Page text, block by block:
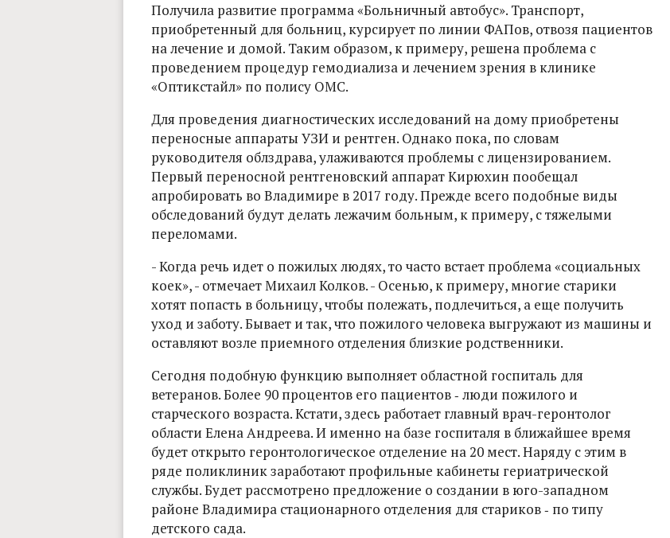
Получила развитие программа «Больничный автобус». Транспорт,
приобретенный для больниц, курсирует по линии ФАПов, отвозя пациентов
на лечение и домой. Таким образом, к примеру, решена проблема с
проведением процедур гемодиализа и лечением зрения в клинике
«Оптикстайл» по полису ОМС.
Для проведения диагностических исследований на дому приобретены
переносные аппараты УЗИ и рентген. Однако пока, по словам
руководителя облздрава, улаживаются проблемы с лицензированием.
Первый переносной рентгеновский аппарат Кирюхин пообещал
апробировать во Владимире в 2017 году. Прежде всего подобные виды
обследований будут делать лежачим больным, к примеру, с тяжелыми
переломами.
- Когда речь идет о пожилых людях, то часто встает проблема «социальных
коек», - отмечает Михаил Колков. - Осенью, к примеру, многие старики
хотят попасть в больницу, чтобы полежать, подлечиться, а еще получить
уход и заботу. Бывает и так, что пожилого человека выгружают из машины и
оставляют возле приемного отделения близкие родственники.
Сегодня подобную функцию выполняет областной госпиталь для
ветеранов. Более 90 процентов его пациентов ‑ люди пожилого и
старческого возраста. Кстати, здесь работает главный врач-геронтолог
области Елена Андреева. И именно на базе госпиталя в ближайшее время
будет открыто геронтологическое отделение на 20 мест. Наряду с этим в
ряде поликлиник заработают профильные кабинеты гериатрической
службы. Будет рассмотрено предложение о создании в юго-западном
районе Владимира стационарного отделения для стариков ‑ по типу
детского сада.